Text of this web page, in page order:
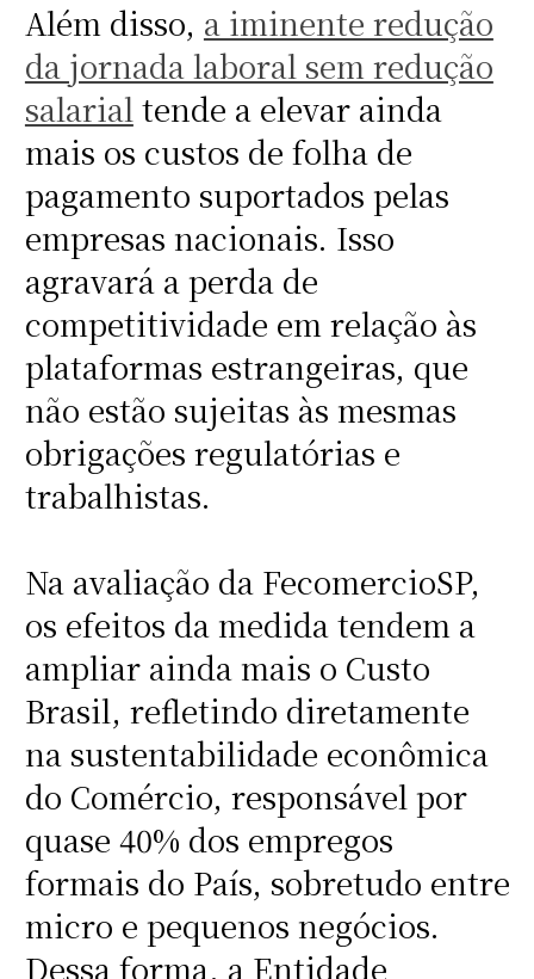
Além disso, a iminente redução
da jornada laboral sem redução
salarialtende a elevar ainda
mais os custos de folha de
pagamento suportados pelas
empresas nacionais. Isso
agravará a perda de
competitividade em relação às
plataformas estrangeiras, que
não estão sujeitas às mesmas
obrigações regulatórias e
trabalhistas.
Na avaliação da FecomercioSP,
os efeitos da medida tendem a
ampliar ainda mais o Custo
Brasil, refletindo diretamente
na sustentabilidade econômica
do Comércio, responsável por
quase 40% dos empregos
formais do País, sobretudo entre
micro e pequenos negócios.
Dessa forma, a Entidade